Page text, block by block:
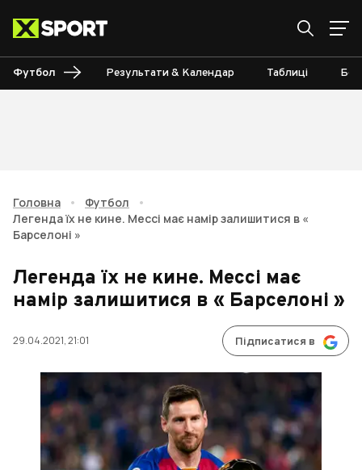
Футбол Результати & Календар Таблиці
Головна • Футбол
•
Легенда їх не кине. Мессі має намір залишитися в «
Барселоні »
Легенда їх не кине. Мессі має
намір залишитися в « Барселоні »
29.04.2021, 21:01 Підписатися в